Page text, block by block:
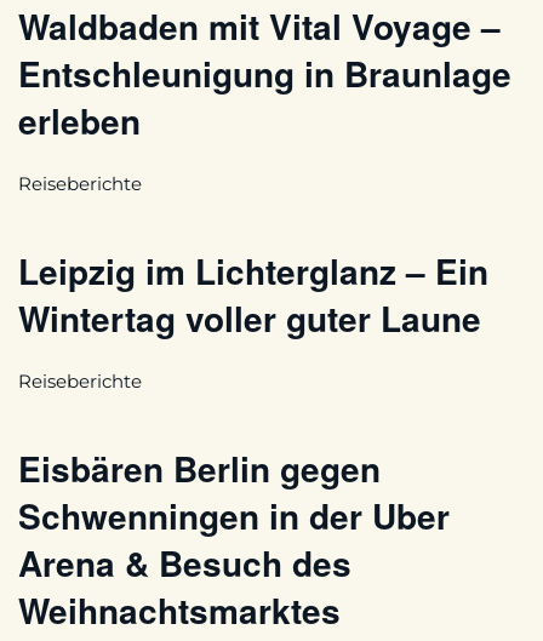
Waldbaden mit Vital Voyage –
Entschleunigung in Braunlage
erleben
Reiseberichte
Leipzig im Lichterglanz – Ein
Wintertag voller guter Laune
Reiseberichte
Eisbären Berlin gegen
Schwenningen in der Uber
Arena & Besuch des
Weihnachtsmarktes